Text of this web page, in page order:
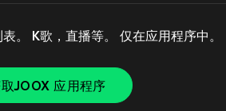
。 K歌，直播等。 仅在应用程序中。
JOOX 应用程序